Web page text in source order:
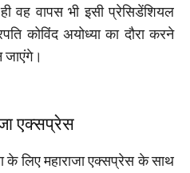
वह वापस भी इसी प्रेसिडेंशियल
कोविंद अयोध्या का दौरा करने
जाएंगे।
एक्सप्रेस
के लिए महाराजा एक्सप्रेस के साथ